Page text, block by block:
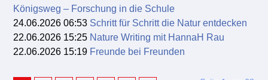
Königsweg – Forschung in die Schule
24.06.2026 06:53 Schritt für Schritt die Natur entdecken
22.06.2026 15:25 Nature Writing mit HannaH Rau
22.06.2026 15:19 Freunde bei Freunden